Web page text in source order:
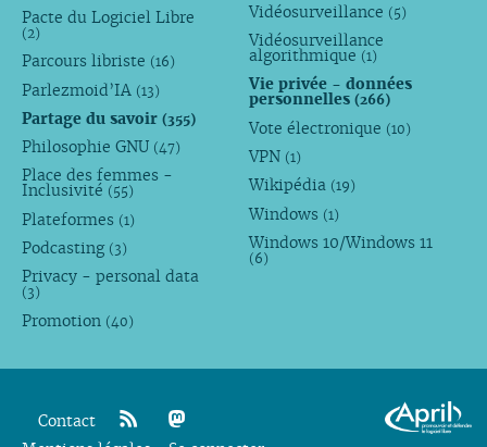
Pacte du Logiciel Libre
(2)
Parcours libriste (16)
Parlezmoid’IA (13)
Partage du savoir (355)
Philosophie GNU (47)
Place des femmes -
Inclusivité (55)
Plateformes (1)
Podcasting (3)
Privacy - personal data
(3)
Promotion (40)
Vidéosurveillance (5)
Vidéosurveillance
algorithmique (1)
Vie privée - données
personnelles(266)
Vote électronique (10)
VPN (1)
Wikipédia (19)
Windows (1)
Windows 10/Windows 11
(6)
Contact